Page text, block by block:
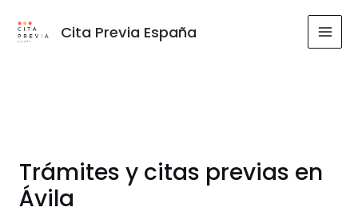
Cita Previa España
Trámites y citas previas en
Ávila